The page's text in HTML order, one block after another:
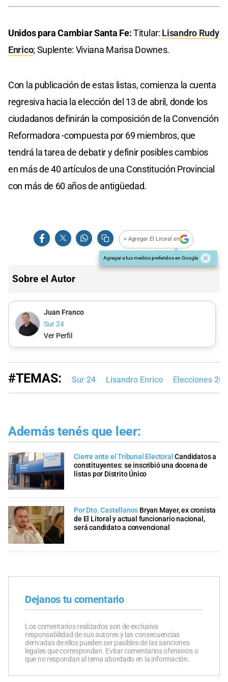
Unidos para Cambiar Santa Fe:Titular: Lisandro Rudy
Enrico; Suplente: Viviana Marisa Downes.
Con la publicación de estas listas, comienza la cuenta
regresiva hacia la elección del 13 de abril, donde los
ciudadanos definirán la composición de la Convención
Reformadora -compuesta por 69 miembros, que
tendrá la tarea de debatir y definir posibles cambios
en más de 40 artículos de una Constitución Provincial
con más de 60 años de antigüedad.
+ Agregar El Litoral en
Agregar a tus medios preferidos en Google
Sobre el Autor
Juan Franco
Sur 24
Ver Perfil
#TEMAS: Sur 24 Lisandro Enrico Elecciones
Además tenés que leer:
Cierre ante el Tribunal Electoral Candidatos a
constituyentes: se inscribió una docena de
listas por Distrito Único
Por Dto. Castellanos Bryan Mayer, ex cronista
de El Litoral y actual funcionario nacional,
será candidato a convencional
Dejanos tu comentario
Los comentarios realizados son de exclusiva
responsabilidad de sus autores y las consecuencias
derivadas de ellos pueden ser pasibles de las sanciones
legales que correspondan. Evitar comentarios ofensivos o
que no respondan al tema abordado en la información.